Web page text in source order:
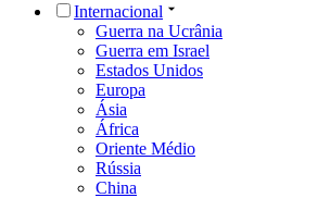
Internacional
Guerra na Ucrânia
Guerra em Israel
Estados Unidos
Europa
Ásia
África
Oriente Médio
Rússia
China